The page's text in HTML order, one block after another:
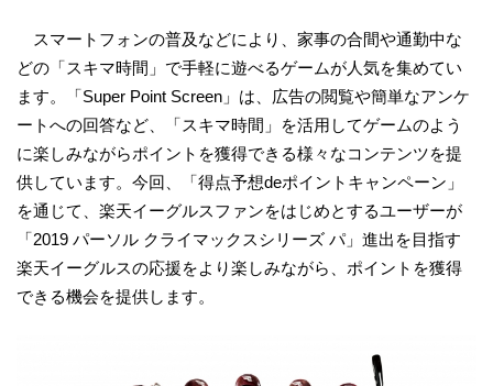
スマートフォンの普及などにより、家事の合間や通勤中な
どの「スキマ時間」で手軽に遊べるゲームが人気を集めてい
ます。「Super Point Screen」は、広告の閲覧や簡単なアンケ
ートへの回答など、「スキマ時間」を活用してゲームのよう
に楽しみながらポイントを獲得できる様々なコンテンツを提
供しています。今回、「得点予想deポイントキャンペーン」
を通じて、楽天イーグルスファンをはじめとするユーザーが
「2019 パーソル クライマックスシリーズ パ」進出を目指す
楽天イーグルスの応援をより楽しみながら、ポイントを獲得
できる機会を提供します。